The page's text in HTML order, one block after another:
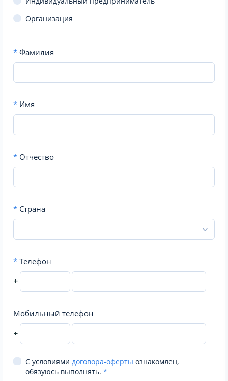
Организация
* Фамилия
* Имя
* Отчество
* Страна
* Телефон
+
Мобильный телефон
+
С условиями договора-оферты ознакомлен,
обязуюсь выполнять. *